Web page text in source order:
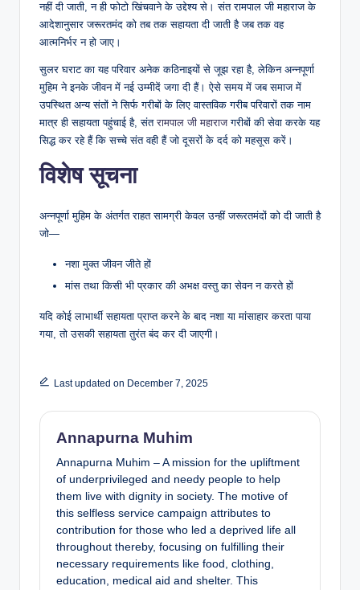
नहीं दी जाती, न ही फोटो खिंचवाने के उद्देश्य से। संत रामपाल जी महाराज के
आदेशानुसार जरूरतमंद को तब तक सहायता दी जाती है जब तक वह
आत्मनिर्भर न हो जाए।
सुलर घराट का यह परिवार अनेक कठिनाइयों से जूझ रहा है, लेकिन अन्नपूर्णा
मुहिम ने इनके जीवन में नई उम्मीदें जगा दी हैं। ऐसे समय में जब समाज में
उपस्थित अन्य संतों ने सिर्फ गरीबों के लिए वास्तविक गरीब परिवारों तक नाम
मात्र ही सहायता पहुंचाई है, संतरामपाल जी महाराजगरीबों की सेवा करके यह
सिद्ध कर रहे हैं कि सच्चे संत वही हैं जो दूसरों के दर्द को महसूस करें।
विशेष सूचना
अन्नपूर्णा मुहिम के अंतर्गत राहत सामग्री केवल उन्हीं जरूरतमंदों को दी जाती है
जो—
नशा मुक्त जीवन जीते हों
मांस तथा किसी भी प्रकार की अभक्ष वस्तु का सेवन न करते हों
यदि कोई लाभार्थी सहायता प्राप्त करने के बाद नशा या मांसाहार करता पाया
गया, तो उसकी सहायता तुरंत बंद कर दी जाएगी।
Last updated on December 7, 2025
Annapurna Muhim
Annapurna Muhim – A mission for the upliftment
of underprivileged and needy people to help
them live with dignity in society. The motive of
this selfless service campaign attributes to
contribution for those who led a deprived life all
throughout thereby, focusing on fulfilling their
necessary requirements like food, clothing,
education, medical aid and shelter. This